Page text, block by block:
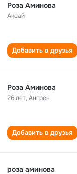
Роза Аминова
Аксай
Добавить в друзья
Роза Аминова
26 лет,Ангрен
Добавить в друзья
роза аминова